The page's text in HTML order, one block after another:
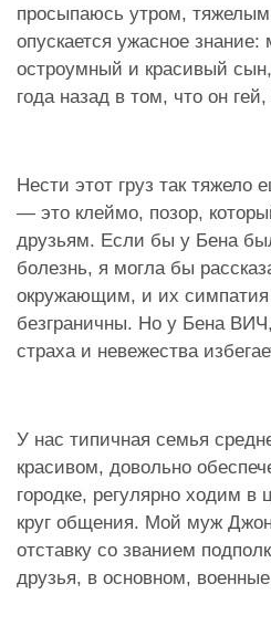
просыпаюсь утром,
опускается ужасное
остроумный и красивый
года назад в том, что он
Нести этот груз так тяжело
— это клеймо, позор,
друзьям. Если бы у Бена
болезнь, я могла бы
окружающим, и их
безграничны. Но у Бена
страха и невежества
У нас типичная семья
красивом, довольно
городке, регулярно ходим в
круг общения. Мой муж
отставку со званием
друзья, в основном,